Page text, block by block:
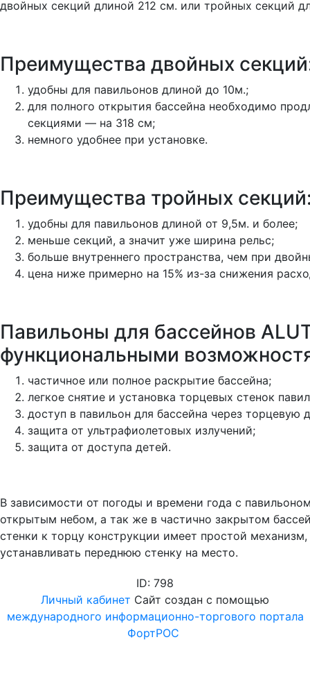
двойных секций длиной 212 см. или тройных секций
Преимущества двойных
удобны для павильонов длиной до 10м.;
для полного открытия бассейна необходимо
секциями — на 318 см;
немного удобнее при установке.
Преимущества тройных
удобны для павильонов длиной от 9,5м. и более;
меньше секций, а значит уже ширина рельс;
больше внутреннего пространства, чем при
цена ниже примерно на 15% из-за снижения
Павильоны для бассейнов
функциональными
частичное или полное раскрытие бассейна;
легкое снятие и установка торцевых стенок
доступ в павильон для бассейна через торцевую
защита от ультрафиолетовых излучений;
защита от доступа детей.
В зависимости от погоды и времени года с
открытым небом, а так же в частично закрытом
стенки к торцу конструкции имеет простой
устанавливать переднюю стенку на место.
ID: 798
Личный кабинет Сайт создан с помощью
международного информационно-торгового портала
ФортРОС